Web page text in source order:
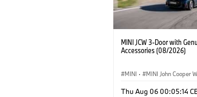
MINI JCW 3-Door with
Accessories (08/2026)
MINI · MINI John Cooper
Thu Aug 06 00:05:14